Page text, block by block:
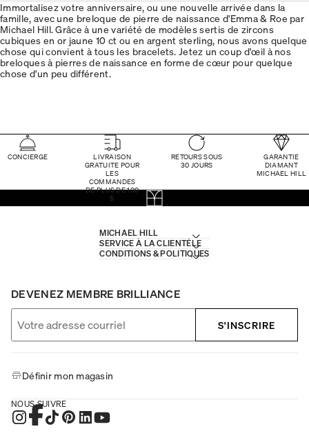
Immortalisez votre anniversaire, ou une nouvelle arrivée dans la
famille, avec une breloque de pierre de naissance d'Emma & Roe par
Michael Hill. Grâce à une variété de modèles sertis de zircons
cubiques en or jaune 10 ct ou en argent sterling, nous avons quelque
chose qui convient à tous les bracelets. Jetez un coup d'œil à nos
breloques à pierres de naissance en forme de cœur pour quelque
chose d'un peu différent.
CONCIERGE
LIVRAISON
GRATUITE POUR
LES
COMMANDES
DE PLUS DE 100
$
RETOURS SOUS
30 JOURS
GARANTIE
DIAMANT
MICHAEL HILL
MICHAEL HILL
SERVICE À LA CLIENTÈLE
CONDITIONS & POLITIQUES
DEVENEZ MEMBRE BRILLIANCE
S'INSCRIRE
Définir mon magasin
NOUS SUIVRE